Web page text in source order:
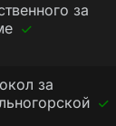
за
за